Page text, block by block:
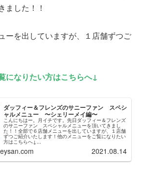
ました！！
ーを出していますが、１店舗ずつご
になりたい方はこちらへ↓
ダッフィー＆フレンズのサニーファン スペシ
ャルメニュー 〜シェリーメイ編〜
こんにちはー。月イチです。先日ダッフィー＆フレンズ
のサニーファン スペシャルメニューを頂いてきまし
た！！全部で６店舗メニューを出していますが、１店舗
ずつご紹介いたします！他のメニューをご覧になりたい
方はこちらへ↓...
2021.08.14